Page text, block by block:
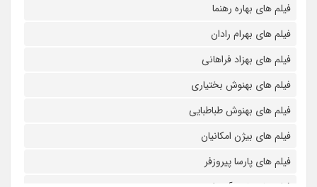
فیلم های بهاره رهنما
فیلم های بهرام رادان
فیلم های بهزاد فراهانی
فیلم های بهنوش بختیاری
فیلم های بهنوش طباطبایی
فیلم های بیژن امکانیان
فیلم های پارسا پیروزفر